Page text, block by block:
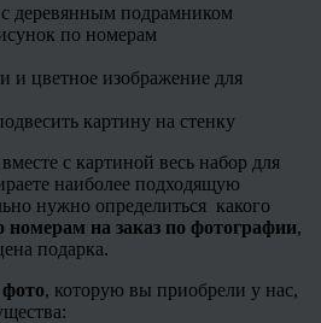
деревянным подрамником
по номерам
и цветное изображение для
картину на стенку
с картиной весь набор для
наиболее подходящую
нужно определиться какого
номерам на заказ по фотографии,
подарка.
, которую вы приобрели у нас,